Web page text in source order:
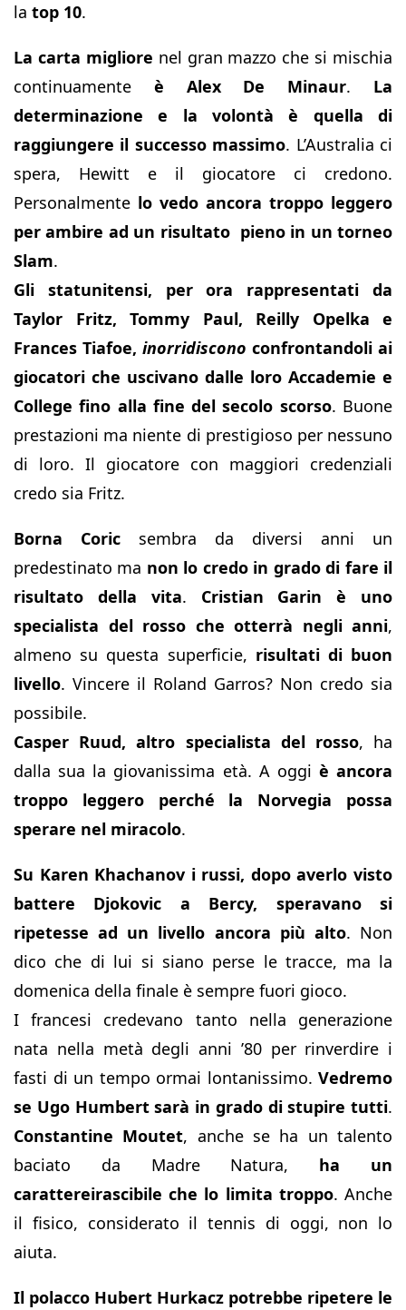
la top 10.
La carta migliore nel gran mazzo che si mischia
continuamente è Alex De Minaur. La
determinazione e la volontà è quella di
raggiungere il successo massimo. L’Australia ci
spera, Hewitt e il giocatore ci credono.
Personalmente lo vedo ancora troppo leggero
per ambire ad un risultato pieno in un torneo
Slam.
Gli statunitensi, per ora rappresentati da
Taylor Fritz, Tommy Paul, Reilly Opelka e
Frances Tiafoe, inorridiscono confrontandoli ai
giocatori che uscivano dalle loro Accademie e
College fino alla fine del secolo scorso. Buone
prestazioni ma niente di prestigioso per nessuno
di loro. Il giocatore con maggiori credenziali
credo sia Fritz.
Borna Coric sembra da diversi anni un
predestinato ma non lo credo in grado di fare il
risultato della vita. Cristian Garin è uno
specialista del rosso che otterrà negli anni,
almeno su questa superficie, risultati di buon
livello. Vincere il Roland Garros? Non credo sia
possibile.
Casper Ruud, altro specialista del rosso, ha
dalla sua la giovanissima età. A oggi è ancora
troppo leggero perché la Norvegia possa
sperare nel miracolo.
Su Karen Khachanov i russi, dopo averlo visto
battere Djokovic a Bercy, speravano si
ripetesse ad un livello ancora più alto. Non
dico che di lui si siano perse le tracce, ma la
domenica della finale è sempre fuori gioco.
I francesi credevano tanto nella generazione
nata nella metà degli anni ’80 per rinverdire i
fasti di un tempo ormai lontanissimo. Vedremo
se Ugo Humbert sarà in grado di stupire tutti.
Constantine Moutet, anche se ha un talento
baciato da Madre Natura, ha un
carattereirascibile che lo limita troppo. Anche
il fisico, considerato il tennis di oggi, non lo
aiuta.
Il polacco Hubert Hurkacz potrebbe ripetere le